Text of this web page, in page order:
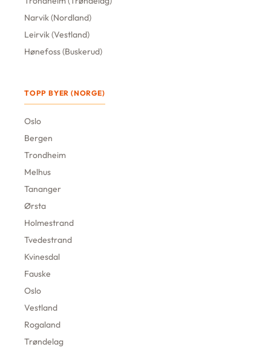
Narvik (Nordland)
Leirvik (Vestland)
Hønefoss (Buskerud)
TOPP BYER (NORGE)
Oslo
Bergen
Trondheim
Melhus
Tananger
Ørsta
Holmestrand
Tvedestrand
Kvinesdal
Fauske
Oslo
Vestland
Rogaland
Trøndelag